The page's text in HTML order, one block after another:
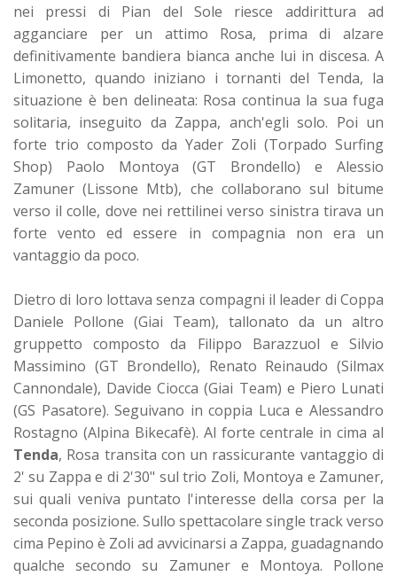
nei pressi di Pian del Sole riesce addirittura ad
agganciare per un attimo Rosa, prima di alzare
definitivamente bandiera bianca anche lui in discesa. A
Limonetto, quando iniziano i tornanti del Tenda, la
situazione è ben delineata: Rosa continua la sua fuga
solitaria, inseguito da Zappa, anch'egli solo. Poi un
forte trio composto da Yader Zoli (Torpado Surfing
Shop) Paolo Montoya (GT Brondello) e Alessio
Zamuner (Lissone Mtb), che collaborano sul bitume
verso il colle, dove nei rettilinei verso sinistra tirava un
forte vento ed essere in compagnia non era un
vantaggio da poco.
Dietro di loro lottava senza compagni il leader di Coppa
Daniele Pollone (Giai Team), tallonato da un altro
gruppetto composto da Filippo Barazzuol e Silvio
Massimino (GT Brondello), Renato Reinaudo (Silmax
Cannondale), Davide Ciocca (Giai Team) e Piero Lunati
(GS Pasatore). Seguivano in coppia Luca e Alessandro
Rostagno (Alpina Bikecafè). Al forte centrale in cima al
Tenda, Rosa transita con un rassicurante vantaggio di
2' su Zappa e di 2'30" sul trio Zoli, Montoya e Zamuner,
sui quali veniva puntato l'interesse della corsa per la
seconda posizione. Sullo spettacolare single track verso
cima Pepino è Zoli ad avvicinarsi a Zappa, guadagnando
qualche secondo su Zamuner e Montoya. Pollone